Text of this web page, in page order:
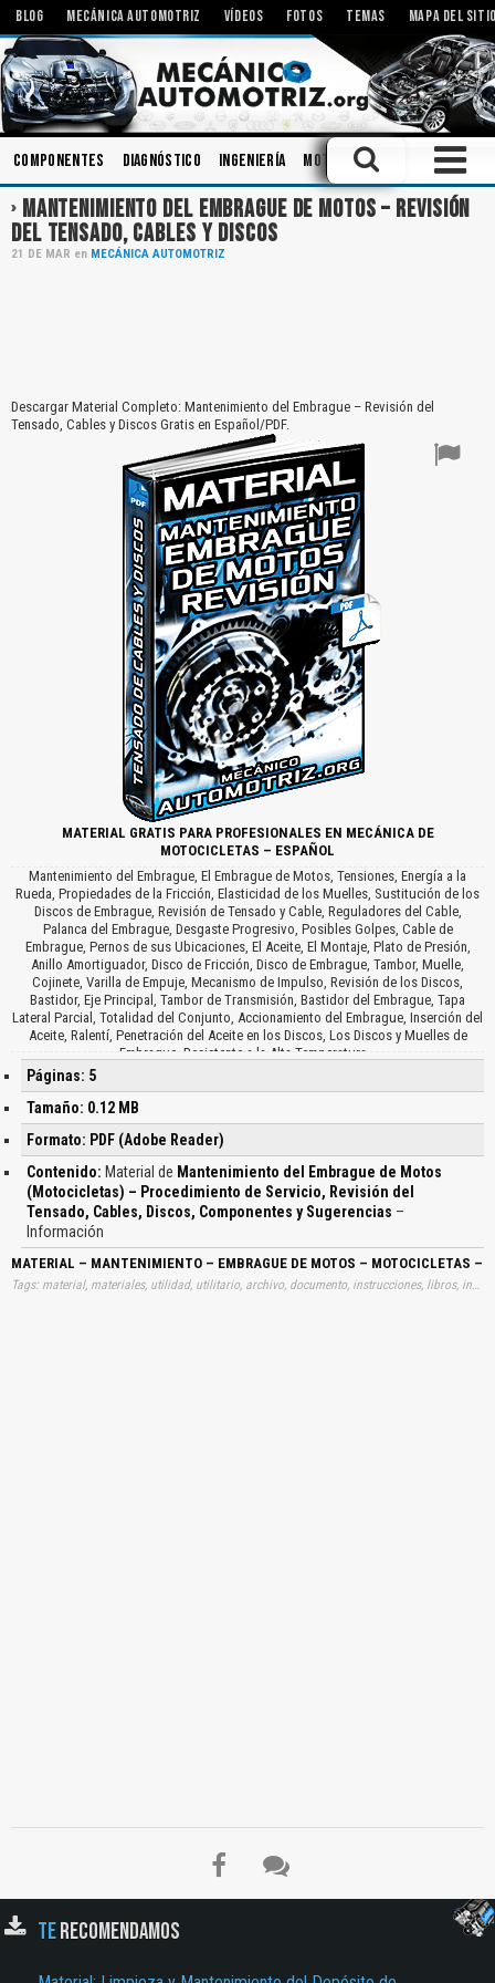
BLOG MECÁNICA AUTOMOTRIZ VÍDEOS FOTOS TEMAS MAPA DEL
Componentes Diagnóstico Ingeniería Motores Eléctricos
MANTENIMIENTO DEL EMBRAGUE DE MOTOS – REVISIÓN
DEL TENSADO, CABLES Y DISCOS
21 DE MAR en MECÁNICA AUTOMOTRIZ
Descargar Material Completo: Mantenimiento del Embrague – Revisión del
Tensado, Cables y Discos Gratis en Español/PDF.
MATERIAL GRATIS PARA PROFESIONALES EN MECÁNICA DE
MOTOCICLETAS – ESPAÑOL
Mantenimiento del Embrague, El Embrague de Motos, Tensiones, Energía a la
Rueda, Propiedades de la Fricción, Elasticidad de los Muelles, Sustitución de los
Discos de Embrague, Revisión de Tensado y Cable, Reguladores del Cable,
Palanca del Embrague, Desgaste Progresivo, Posibles Golpes, Cable de
Embrague, Pernos de sus Ubicaciones, El Aceite, El Montaje, Plato de Presión,
Anillo Amortiguador, Disco de Fricción, Disco de Embrague, Tambor, Muelle,
Cojinete, Varilla de Empuje, Mecanismo de Impulso, Revisión de los Discos,
Bastidor, Eje Principal, Tambor de Transmisión, Bastidor del Embrague, Tapa
Lateral Parcial, Totalidad del Conjunto, Accionamiento del Embrague, Inserción del
Aceite, Ralentí, Penetración del Aceite en los Discos, Los Discos y Muelles de
Embrague, Resistente a la Alta Temperatura…
Páginas: 5
Tamaño: 0.12 MB
Formato: PDF (Adobe Reader)
Contenido: Material de Mantenimiento del Embrague de Motos
(Motocicletas) – Procedimiento de Servicio, Revisión del
Tensado, Cables, Discos, Componentes y Sugerencias –
Información
MATERIAL – MANTENIMIENTO – EMBRAGUE DE MOTOS – MOTOCICLETAS
TERECOMENDAMOS